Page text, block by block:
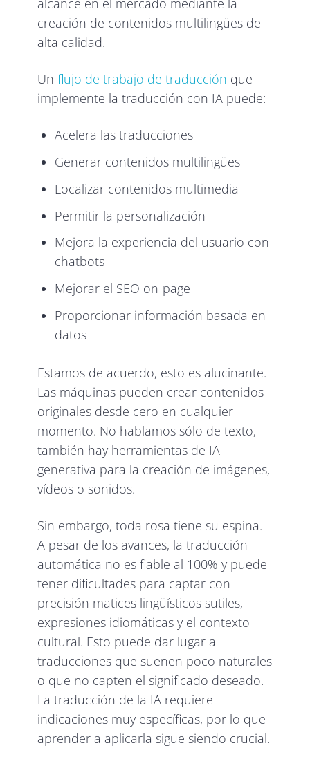
alcance en el mercado mediante la
creación de contenidos multilingües de
alta calidad.
Unflujo de trabajo de traducción que
implemente la traducción con IA puede:
Acelera las traducciones
Generar contenidos multilingües
Localizar contenidos multimedia
Permitir la personalización
Mejora la experiencia del usuario con
chatbots
Mejorar el SEO on-page
Proporcionar información basada en
datos
Estamos de acuerdo, esto es alucinante.
Las máquinas pueden crear contenidos
originales desde cero en cualquier
momento. No hablamos sólo de texto,
también hay herramientas de IA
generativa para la creación de imágenes,
vídeos o sonidos.
Sin embargo, toda rosa tiene su espina.
A pesar de los avances, la traducción
automática no es fiable al 100% y puede
tener dificultades para captar con
precisión matices lingüísticos sutiles,
expresiones idiomáticas y el contexto
cultural. Esto puede dar lugar a
traducciones que suenen poco naturales
o que no capten el significado deseado.
La traducción de la IA requiere
indicaciones muy específicas, por lo que
aprender a aplicarla sigue siendo crucial.